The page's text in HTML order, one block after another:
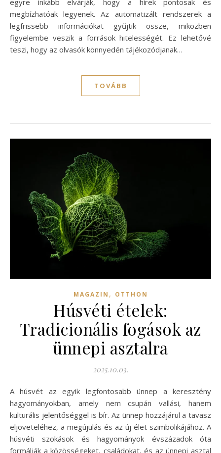
megbízhatóak legyenek. Az automatizált rendszerek a
legfrissebb információkat gyűjtik össze, miközben
figyelembe veszik a források hitelességét. Ez lehetővé
teszi, hogy az olvasók könnyedén tájékozódjanak…
TOVÁBB
MAGAZIN , OTTHON
Húsvéti ételek:
Tradicionális fogások az
ünnepi asztalra
2025.10.03.
A húsvét az egyik legfontosabb ünnep a keresztény
hagyományokban, amely nem csupán vallási, hanem
kulturális jelentőséggel is bír. Az ünnep hozzájárul a tavasz
eljöveteléhez, a megújulás és az új élet szimbolikájához. A
húsvéti szokások és hagyományok évszázadok óta
formálják a közösségeket, családokat, és az ünnepi asztal